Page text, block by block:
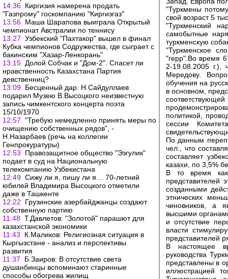
14:36 Киргизия намерена продать
"Газпрому" госкомпанию "Киргизгаз"
13:56 Маша Шарапова выиграла Открытый
чемпионат Австралии по теннису
13:27 Узбекский "Пахтакор" вышел в финал
Кубка чемпионов Содружества, где сыграет с
бакинским "Хазар-Ленкорань"
13:15 Долой Собчак и "Дом-2". Спасет ли
нравственность Казахстана Партия
девственниц?
13:09 Бесценный дар. Н.Сайдуллаев
подарил Музею В.Высоцкого неизвестную
запись чимкентского концерта поэта
15/10/1970
12:57 "Требую немедленно принять меры по
очищению собственных рядов", -
Н.Назарбаев (речь на коллегии
Генпрокуратуры)
12:53
Правозащитное общество "Эзгулик"
подает в суд на Национальную
телекомпанию Узбекистана
12:49 Сижу ли я, пишу ли я… 70-летний
юбилей Владимира Высоцкого отметили
даже в Ташкенте
12:22
Грузинские азербайджанцы создают
собственную партию
11:48 Т.Давлетов: "Золотой" парашют для
казахстанской экономики
11:43
К.Маликов: Религиозная ситуация в
Кыргызстане - анализ и перспективы
развития
11:37
Б.Заиров: В отсутствие света
душанбинцы вспоминают старинные
способы обогрева жилищ
"Туркмены
свой возраст 5
"Туркменский
самобытные
туркменскую
"Туркменское
"герр".Во время
2-19.08.2005 г.),
Мередову.
обучения на
в основном,
соответствующей
политикой,
сессии
По данным
чел., что
составляет
казахи, по 3,5%
В то время как
представителей
созданными
этнических
чиновников, а
высшими
и отсутствие
власти
представителей
В настоящее
руководства
представлены в
иллюстрацией